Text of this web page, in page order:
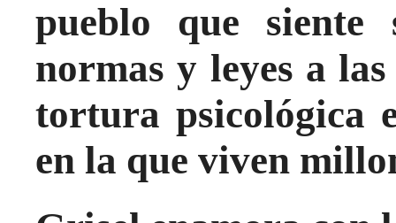
pueblo que siente
normas y leyes a
tortura psicológica
en la que viven